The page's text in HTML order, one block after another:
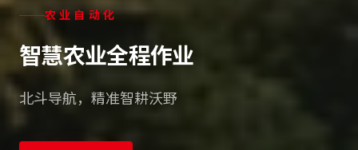
智能机器人
智械助农，高效生产
智能机器人，作业精准稳